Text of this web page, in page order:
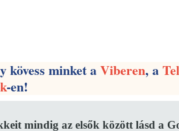
kövess minket aViberen, a
-en!
mindig az elsők között lásd a